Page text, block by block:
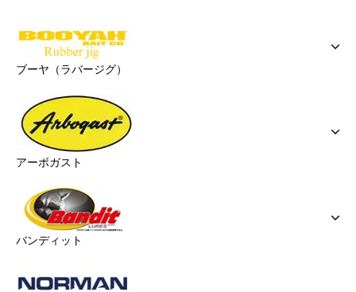
ブーヤ（ラバージグ）
アーボガスト
バンディット